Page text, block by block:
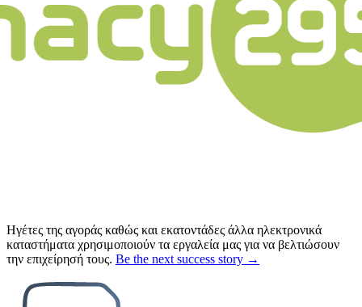
Ηγέτες της αγοράς καθώς και εκατοντάδες άλλα ηλεκτρονικά
καταστήματα χρησιμοποιούν τα εργαλεία μας για να βελτιώσουν
την επιχείρησή τους. Be the next success story →